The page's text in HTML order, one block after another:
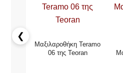
❮
Μαξιλαροθήκη Teramo
06 της Teoran